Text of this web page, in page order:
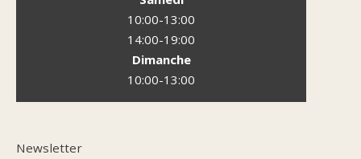
10:00-13:00
14:00-19:00
Dimanche
10:00-13:00
Newsletter